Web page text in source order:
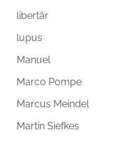
libertär
lupus
Manuel
Marco Pompe
Marcus Meindel
Martin Siefkes